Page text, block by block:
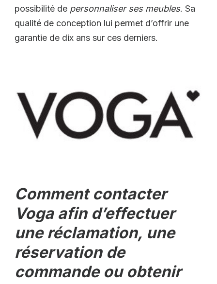
possibilité de personnaliser ses meubles. Sa
qualité de conception lui permet d’offrir une
garantie de dix ans sur ces derniers.
Comment contacter
Voga afin d’effectuer
une réclamation, une
réservation de
commande ou obtenir